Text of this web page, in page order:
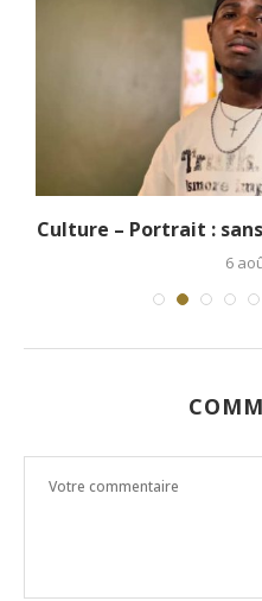
Culture – Portrait :
6